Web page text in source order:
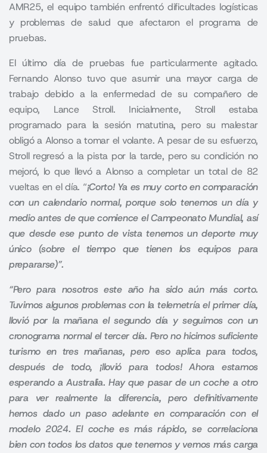
AMR25, el equipo también enfrentó dificultades logísticas
y problemas de salud que afectaron el programa de
pruebas.
El último día de pruebas fue particularmente agitado.
Fernando Alonso tuvo que asumir una mayor carga de
trabajo debido a la enfermedad de su compañero de
equipo, Lance Stroll. Inicialmente, Stroll estaba
programado para la sesión matutina, pero su malestar
obligó a Alonso a tomar el volante. A pesar de su esfuerzo,
Stroll regresó a la pista por la tarde, pero su condición no
mejoró, lo que llevó a Alonso a completar un total de 82
vueltas en el día. “¡Corto! Ya es muy corto en comparación
con un calendario normal, porque solo tenemos un día y
medio antes de que comience el Campeonato Mundial, así
que desde ese punto de vista tenemos un deporte muy
único (sobre el tiempo que tienen los equipos para
prepararse)”.
“Pero para nosotros este año ha sido aún más corto.
Tuvimos algunos problemas con la telemetría el primer día,
llovió por la mañana el segundo día y seguimos con un
cronograma normal el tercer día. Pero no hicimos suficiente
turismo en tres mañanas, pero eso aplica para todos,
después de todo, ¡llovió para todos! Ahora estamos
esperando a Australia. Hay que pasar de un coche a otro
para ver realmente la diferencia, pero definitivamente
hemos dado un paso adelante en comparación con el
modelo 2024. El coche es más rápido, se correlaciona
bien con todos los datos que tenemos y vemos más carga